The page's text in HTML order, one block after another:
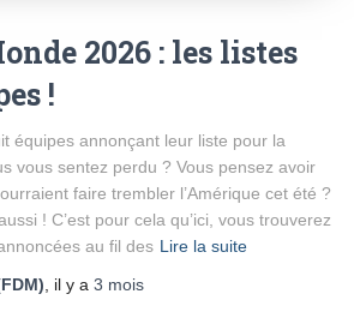
2026 : les listes
!
équipes annonçant leur liste pour la
vous sentez perdu ? Vous pensez avoir
faire trembler l’Amérique cet été ?
! C’est pour cela qu’ici, vous trouverez
au fil des Lire la suite
, il y a 3 mois